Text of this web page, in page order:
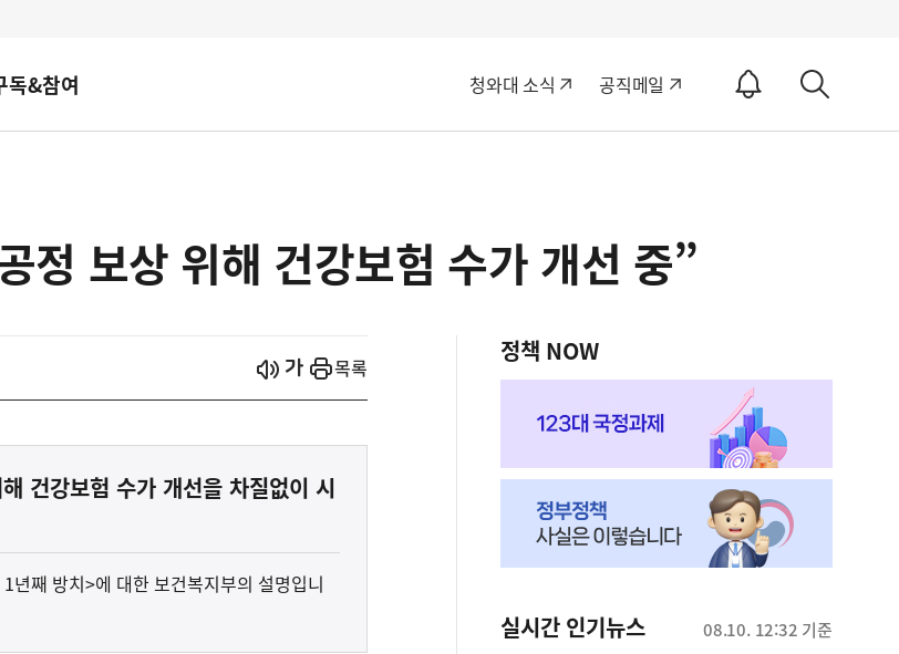
독&참여 청와대 소식 공직메일
알
ON
세
정 보상 위해 건강보험 수가 개선 중”
시작
열기 목록
건강보험 수가 개선을 차질없이 시
년째 방치>에 대한 보건복지부의 설명입니
정책 NOW
실시간 인기뉴스 08.10. 12:32 기준